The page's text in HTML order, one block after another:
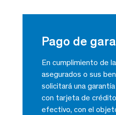
Pago de
En cumplimiento de
asegurados o sus
solicitará una
con tarjeta de
efectivo, con el